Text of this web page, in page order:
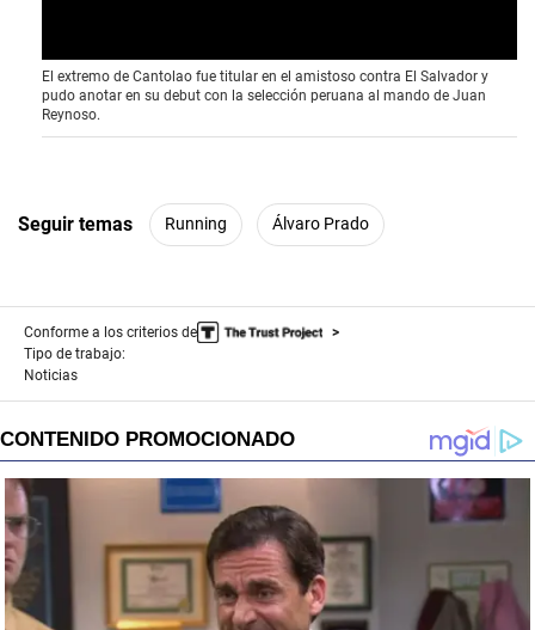
El extremo de Cantolao fue titular en el amistoso contra El Salvador y
pudo anotar en su debut con la selección peruana al mando de Juan
Reynoso.
Seguir temas Running Álvaro Prado
Conforme a los criterios de
Tipo de trabajo:
Noticias